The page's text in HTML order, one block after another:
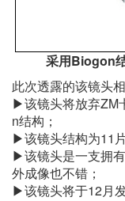
采用Biogon
此次透露的该镜头
▶该镜头将放弃ZM
n结构；
▶该镜头结构为11
▶该镜头是一支拥
外成像也不错；
▶该镜头将于12月发